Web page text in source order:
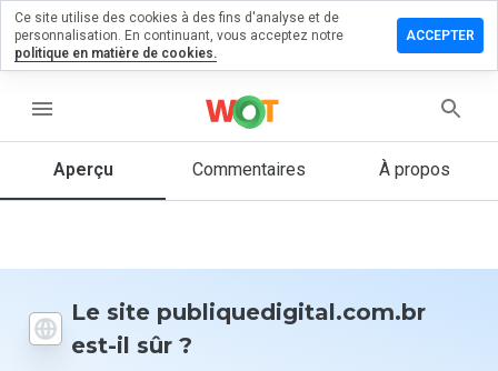
menu
Aperçu Commentaires À propos
Le site publiquedigital.com.br
est-il sûr ?
sur
Quelle
donneriez-
Ce site utilise des cookies à des fins d'analyse et de
personnalisation. En continuant, vous acceptez notre
politique en matière de cookies.
ACCEPTER